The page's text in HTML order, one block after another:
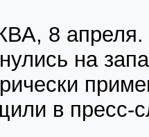
8 апреля.
на
в